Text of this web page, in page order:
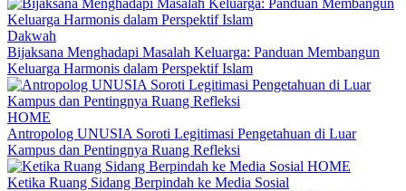
Dakwah
Bijaksana Menghadapi Masalah Keluarga: Panduan Membangun
Keluarga Harmonis dalam Perspektif Islam
HOME
Antropolog UNUSIA Soroti Legitimasi Pengetahuan di Luar
Kampus dan Pentingnya Ruang Refleksi
HOME
Ketika Ruang Sidang Berpindah ke Media Sosial